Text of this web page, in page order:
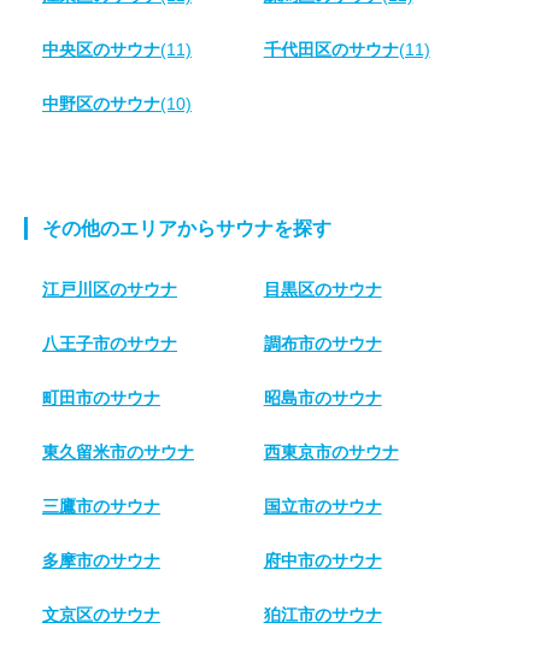
中央区のサウナ(11) 千代田区のサウナ(11)
中野区のサウナ(10)
その他のエリアからサウナを探す
江戸川区のサウナ 目黒区のサウナ
八王子市のサウナ 調布市のサウナ
町田市のサウナ 昭島市のサウナ
東久留米市のサウナ 西東京市のサウナ
三鷹市のサウナ 国立市のサウナ
多摩市のサウナ 府中市のサウナ
文京区のサウナ 狛江市のサウナ